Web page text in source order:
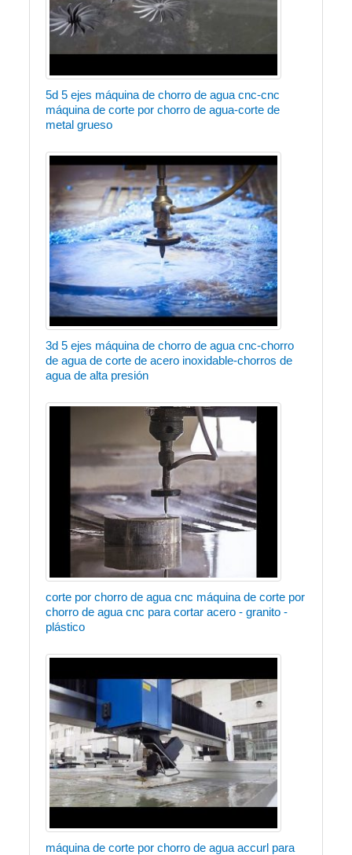
5d 5 ejes máquina de chorro de agua cnc-cnc
máquina de corte por chorro de agua-corte de
metal grueso
3d 5 ejes máquina de chorro de agua cnc-chorro
de agua de corte de acero inoxidable-chorros de
agua de alta presión
corte por chorro de agua cnc máquina de corte por
chorro de agua cnc para cortar acero - granito -
plástico
máquina de corte por chorro de agua accurl para